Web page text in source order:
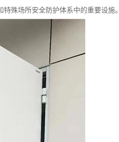
殊场所安全防护体系中的重要设施。